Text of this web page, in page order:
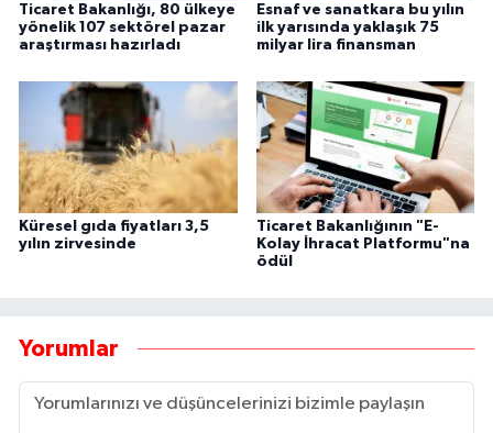
Ticaret Bakanlığı, 80 ülkeye
yönelik 107 sektörel pazar
araştırması hazırladı
Esnaf ve sanatkara bu yılın
ilk yarısında yaklaşık 75
milyar lira finansman
Küresel gıda fiyatları 3,5
yılın zirvesinde
Ticaret Bakanlığının "E-
Kolay İhracat Platformu"na
ödül
Yorumlar